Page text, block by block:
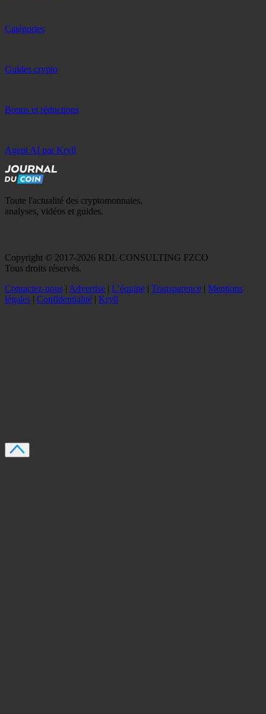
Catégories
Guides crypto
Bonus et réductions
Agent AI par Kryll
Toute l'actualité des cryptomonnaies,
analyses, vidéos et guides.
Copyright © 2017-2026 RDL CONSULTING FZCO
Tous droits réservés.
Contactez-nous | Advertise | L’équipe | Transparence | Mentions
légales | Confidentialité | Kryll